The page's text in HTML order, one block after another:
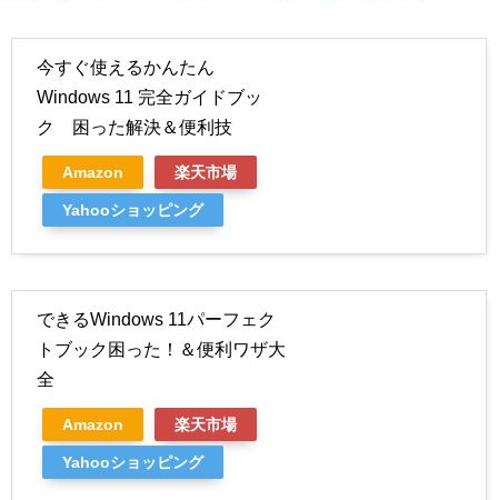
今すぐ使えるかんたん
Windows 11 完全ガイドブッ
ク 困った解決＆便利技
Amazon 楽天市場
Yahooショッピング
できるWindows 11パーフェク
トブック困った！＆便利ワザ大
全
Amazon 楽天市場
Yahooショッピング